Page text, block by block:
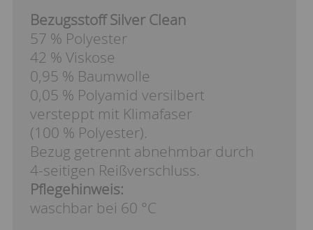
Bezugsstoff Silver Clean
57 % Polyester
42 % Viskose
0,95 % Baumwolle
0,05 % Polyamid versilbert
versteppt mit Klimafaser
(100 % Polyester).
Bezug getrennt abnehmbar durch
4-seitigen Reißverschluss.
Pflegehinweis:
waschbar bei 60 °C